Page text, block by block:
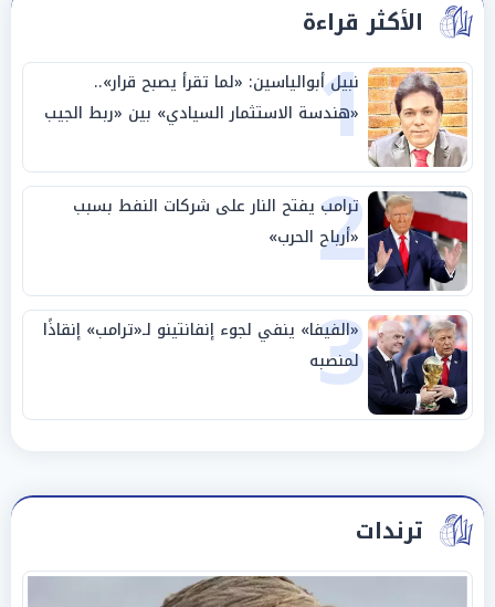
الأكثر قراءة
1
نبيل أبوالياسين: «لما تقرأ يصبح قرار»..
«هندسة الاستثمار السيادي» بين «ربط الجيب
بالوطن» و«سيادة الكلمة»
2
ترامب يفتح النار على شركات النفط بسبب
«أرباح الحرب»
3
«الفيفا» ينفي لجوء إنفانتينو لـ«ترامب» إنقاذًا
لمنصبه
ترندات